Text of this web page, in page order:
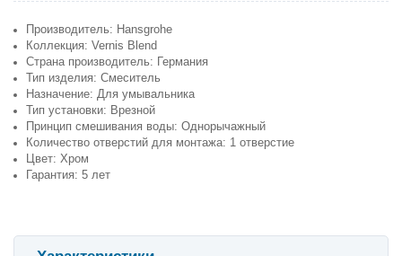
Производитель: Hansgrohe
Коллекция: Vernis Blend
Cтрана производитель: Германия
Тип изделия: Смеситель
Назначение: Для умывальника
Тип установки: Врезной
Принцип смешивания воды: Однорычажный
Количество отверстий для монтажа: 1 отверстие
Цвет: Хром
Гарантия: 5 лет